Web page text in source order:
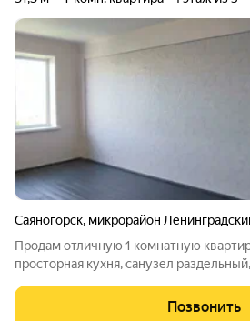
Саяногорск, микрорайон
Продам отличную 1 комнатную
просторная кухня, санузел
взрослый собственник. СкорееПозвонить